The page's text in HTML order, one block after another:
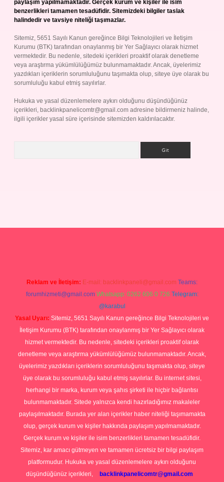
paylaşım yapılmamaktadır. Gerçek kurum ve kişiler ile isim
benzerlikleri tamamen tesadüfidir. Sitemizdeki bilgiler taslak
halindedir ve tavsiye niteliği taşımazlar.
Sitemiz, 5651 Sayılı Kanun gereğince Bilgi Teknolojileri ve İletişim
Kurumu (BTK) tarafından onaylanmış bir Yer Sağlayıcı olarak hizmet
vermektedir. Bu nedenle, sitedeki içerikleri proaktif olarak denetleme
veya araştırma yükümlülüğümüz bulunmamaktadır. Ancak, üyelerimiz
yazdıkları içeriklerin sorumluluğunu taşımakta olup, siteye üye olarak bu
sorumluluğu kabul etmiş sayılırlar.
Hukuka ve yasal düzenlemelere aykırı olduğunu düşündüğünüz
içerikleri, backlinkpanelicomtr@gmail.com adresine bildirmeniz halinde,
ilgili içerikler yasal süre içerisinde sitemizden kaldırılacaktır.
Reklam ve İletişim: E-mail: backlinkpaneli@gmail.com Teams:
forumhizmeti@gmail.com Whatsapp: 0262 606 0 726 Telegram:
@karabul
Yasal Uyarı: Sitemiz, 5651 Sayılı Kanun gereğince Bilgi Teknolojileri ve
İletişim Kurumu (BTK) tarafından onaylanmış bir Yer Sağlayıcı olarak
hizmet vermektedir. Bu nedenle, sitedeki içerikleri proaktif olarak
denetleme veya araştırma yükümlülüğümüz bulunmamaktadır. Ancak,
üyelerimiz yazdıkları içeriklerin sorumluluğunu taşımakta olup, siteye
üye olarak bu sorumluluğu kabul etmiş sayılırlar. Bu internet sitesi,
herhangi bir marka, kurum veya şahıs şirketi ile hiçbir bağlantısı
bulunmamaktadır. Sitede yalnızca kendi hazırladığımız makaleler
paylaşılmaktadır. Burada yer alan içerikler haber niteliği taşımamakta
olup, gerçek kurum ve kişiler hakkında paylaşım yapılmamaktadır.
Gerçek kurum ve kişiler ile isim benzerlikleri tamamen tesadüfidir.
Sitemiz, kar amacı gütmeyen ve tamamen ücretsiz bir bilgi paylaşım
platformudur. Hukuka ve yasal düzenlemelere aykırı olduğunu
düşündüğünüz içerikleri,
backlinkpanelicomtr@gmail.com